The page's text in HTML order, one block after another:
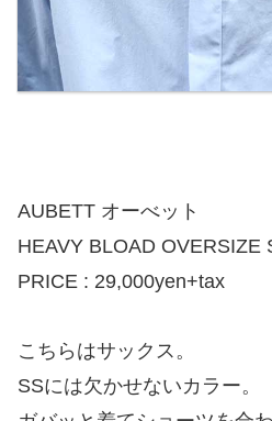
AUBETT オーべット
HEAVY BLOAD OVERSIZE
PRICE : 29,000yen+tax
こちらはサックス。
SSには欠かせないカラー。